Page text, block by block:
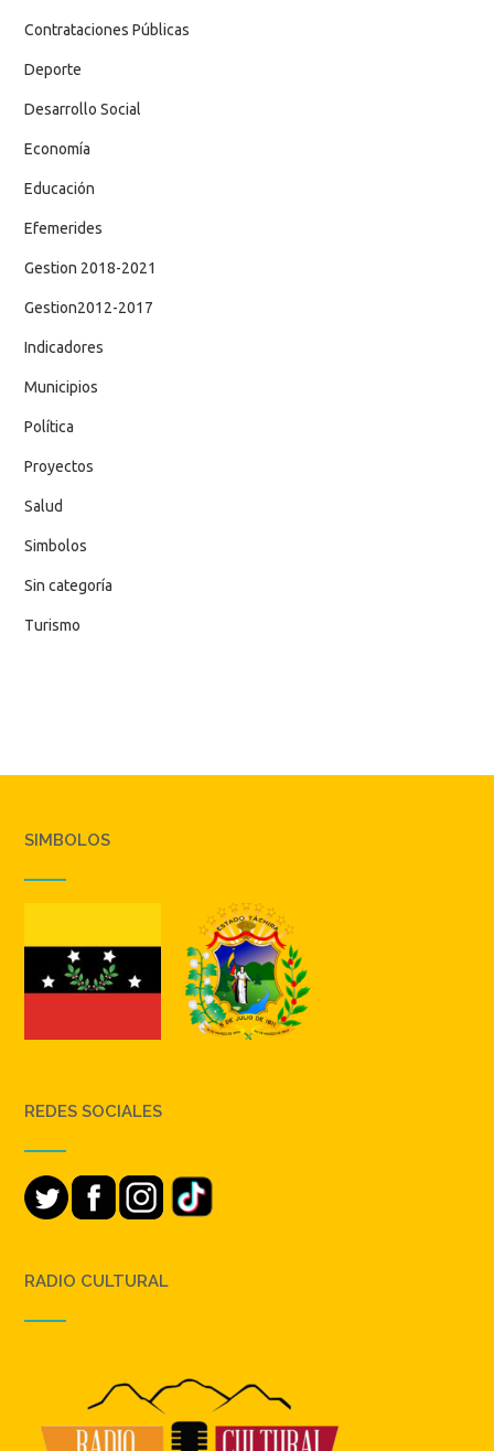
Contrataciones Públicas
Deporte
Desarrollo Social
Economía
Educación
Efemerides
Gestion 2018-2021
Gestion2012-2017
Indicadores
Municipios
Política
Proyectos
Salud
Simbolos
Sin categoría
Turismo
SIMBOLOS
REDES SOCIALES
RADIO CULTURAL